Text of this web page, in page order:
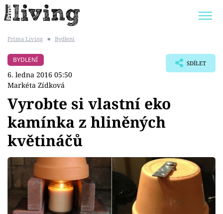
BYDLENÍ SLAVNÝCH
Témata
Bydlení
Zahrada
Design
Prima Living ■ Bydlení
BYDLENÍ
6. ledna 2016 05:50
Markéta Zídková
SDÍLET
Vyrobte si vlastní eko
kamínka z hliněných
květináčů